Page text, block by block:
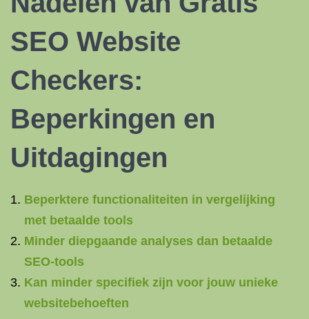
SEO Website
Checkers:
Beperkingen en
Uitdagingen
Beperktere functionaliteiten in vergelijking
met betaalde tools
Minder diepgaande analyses dan betaalde
SEO-tools
Kan minder specifiek zijn voor jouw unieke
websitebehoeften